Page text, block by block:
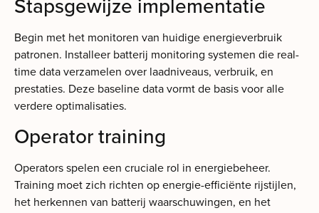
Stapsgewijze implementatie
Begin met het monitoren van huidige energieverbruik
patronen. Installeer batterij monitoring systemen die real-
time data verzamelen over laadniveaus, verbruik, en
prestaties. Deze baseline data vormt de basis voor alle
verdere optimalisaties.
Operator training
Operators spelen een cruciale rol in energiebeheer.
Training moet zich richten op energie-efficiënte rijstijlen,
het herkennen van batterij waarschuwingen, en het